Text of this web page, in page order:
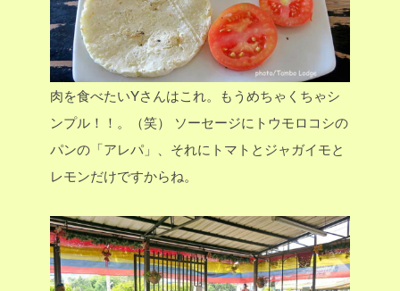
肉を食べたいYさんはこれ。もうめちゃくちゃシ
ンプル！！。（笑）
ソーセージにトウモロコシの
パンの「アレパ」、それにトマトとジャガイモと
レモンだけですからね。